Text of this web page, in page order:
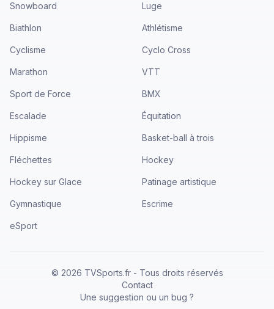
Snowboard Luge
Biathlon Athlétisme
Cyclisme Cyclo Cross
Marathon VTT
Sport de Force BMX
Escalade Équitation
Hippisme Basket-ball à trois
Fléchettes Hockey
Hockey sur Glace Patinage artistique
Gymnastique Escrime
eSport
© 2026 TVSports.fr - Tous droits réservés
Contact
Une suggestion ou un bug ?